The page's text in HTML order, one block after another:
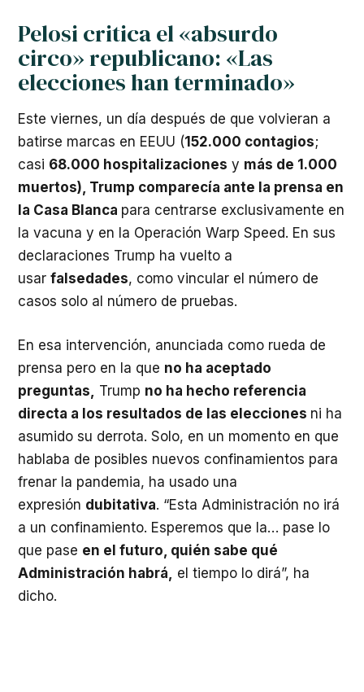
Pelosi critica el «absurdo
circo» republicano: «Las
elecciones han terminado»
Este viernes, un día después de que volvieran a
batirse marcas en EEUU (152.000 contagios;
casi 68.000 hospitalizaciones y más de 1.000
muertos), Trump comparecía ante la prensa en
la Casa Blanca para centrarse exclusivamente en
la vacuna y en la Operación Warp Speed. En sus
declaraciones Trump ha vuelto a
usar falsedades, como vincular el número de
casos solo al número de pruebas.
En esa intervención, anunciada como rueda de
prensa pero en la que no ha aceptado
preguntas,
Trump no ha hecho referencia
directa a los resultados de las elecciones ni ha
asumido su derrota. Solo, en un momento en que
hablaba de posibles nuevos confinamientos para
frenar la pandemia, ha usado una
expresión dubitativa. “Esta Administración no irá
a un confinamiento. Esperemos que la… pase lo
que pase en el futuro, quién sabe qué
Administración habrá,
el tiempo lo dirá”, ha
dicho.